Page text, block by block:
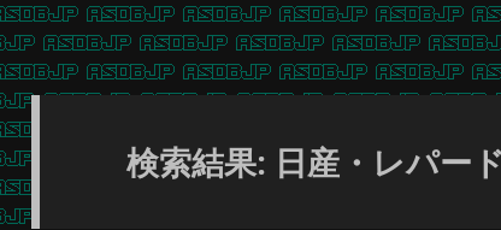
検索結果: 日産・レパード